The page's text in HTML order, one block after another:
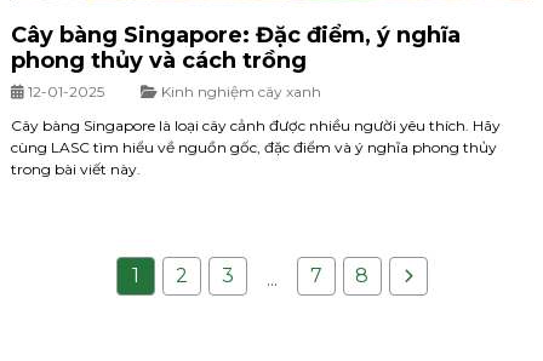
Cây bàng Singapore: Đặc điểm, ý nghĩa
phong thủy và cách trồng
12-01-2025
Kinh nghiệm cây xanh
Cây bàng Singapore là loại cây cảnh được nhiều người yêu thích. Hãy
cùng LASC tìm hiểu về nguồn gốc, đặc điểm và ý nghĩa phong thủy
trong bài viết này.
1 2 3 ... 7 8